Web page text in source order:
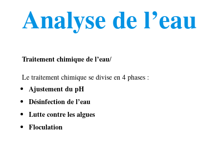
Analyse de l’eau
Traitement chimique de l’eau/
Le traitement chimique se divise en 4 phases :
Ajustement du pH
Désinfection de l’eau
Lutte contre les algues
Floculation